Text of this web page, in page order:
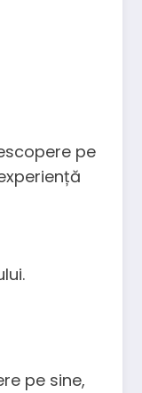
pe
pe sine,